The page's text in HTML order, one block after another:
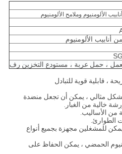
أنابيب الألومنيوم
، حمل عربة ، مستودع التخزين رف
بشكل مثالي ، يمكن أن تجعل منضدة
خالية من الغبار.
يمكن للمشغلين مجهزة بجميع أنواع
الحمضي ، يمكن الحفاظ على